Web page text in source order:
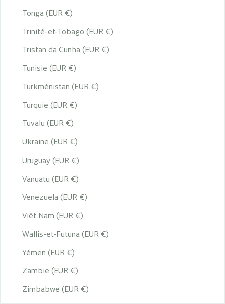
Tonga (EUR €)
Trinité-et-Tobago (EUR €)
Tristan da Cunha (EUR €)
Tunisie (EUR €)
Turkménistan (EUR €)
Turquie (EUR €)
Tuvalu (EUR €)
Ukraine (EUR €)
Uruguay (EUR €)
Vanuatu (EUR €)
Venezuela (EUR €)
Viêt Nam (EUR €)
Wallis-et-Futuna (EUR €)
Yémen (EUR €)
Zambie (EUR €)
Zimbabwe (EUR €)